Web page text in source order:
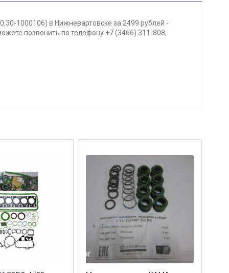
1000106) в Нижневартовске за 2499 рублей -
позвонить по телефону +7 (3466) 311-808,